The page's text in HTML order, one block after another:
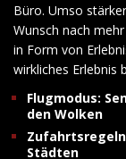
Büro. Umso
Wunsch nach
in Form von
wirkliches Erlebnis
Flugmodus:
den Wolken
Städten